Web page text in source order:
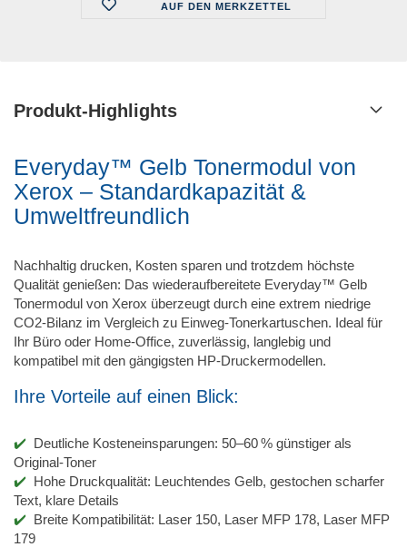
AUF DEN MERKZETTEL
Produkt-Highlights
Everyday™ Gelb Tonermodul von
Xerox – Standardkapazität &
Umweltfreundlich
Nachhaltig drucken, Kosten sparen und trotzdem höchste
Qualität genießen: Das wiederaufbereitete Everyday™ Gelb
Tonermodul von Xerox überzeugt durch eine extrem niedrige
CO2-Bilanz im Vergleich zu Einweg-Tonerkartuschen. Ideal für
Ihr Büro oder Home-Office, zuverlässig, langlebig und
kompatibel mit den gängigsten HP-Druckermodellen.
Ihre Vorteile auf einen Blick:
Deutliche Kosteneinsparungen: 50–60 % günstiger als
Original-Toner
Hohe Druckqualität: Leuchtendes Gelb, gestochen scharfer
Text, klare Details
Breite Kompatibilität: Laser 150, Laser MFP 178, Laser MFP
179